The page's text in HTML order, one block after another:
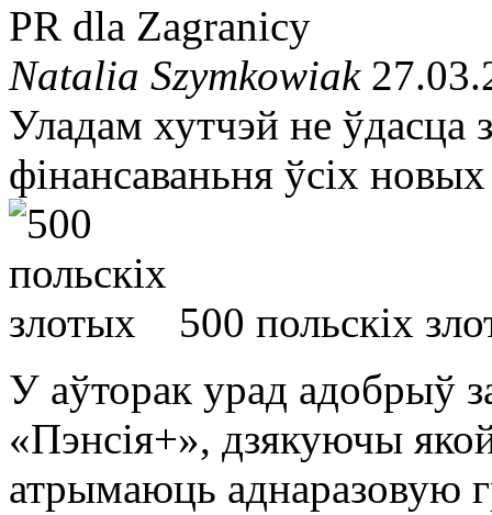
PR dla Zagranicy
Natalia Szymkowiak
Уладам хутчэй не ўдасца
фінансаваньня ўсіх
500 польскіх
У аўторак урад адобрыў
«Пэнсія+», дзякуючы
атрымаюць аднаразовую